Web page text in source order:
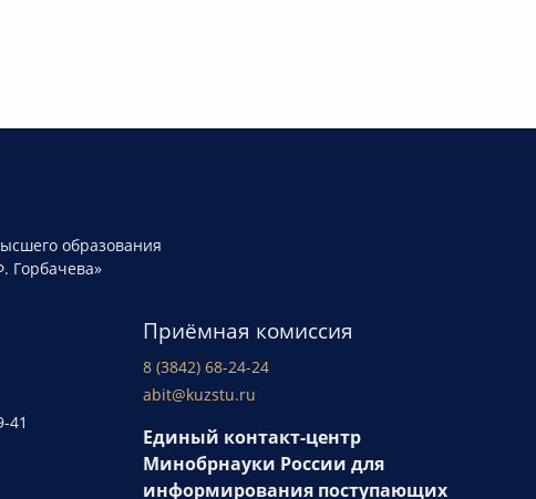
образования
Горбачева»
41
Приёмная комиссия
8 (3842) 68-24-24
abit@kuzstu.ru
Единый контакт-центр
Минобрнауки России для
информирования поступающих